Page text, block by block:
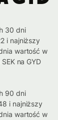
30 dni
i najniższy
wartość w
na GYD
90 dni
i najniższy
wartość w